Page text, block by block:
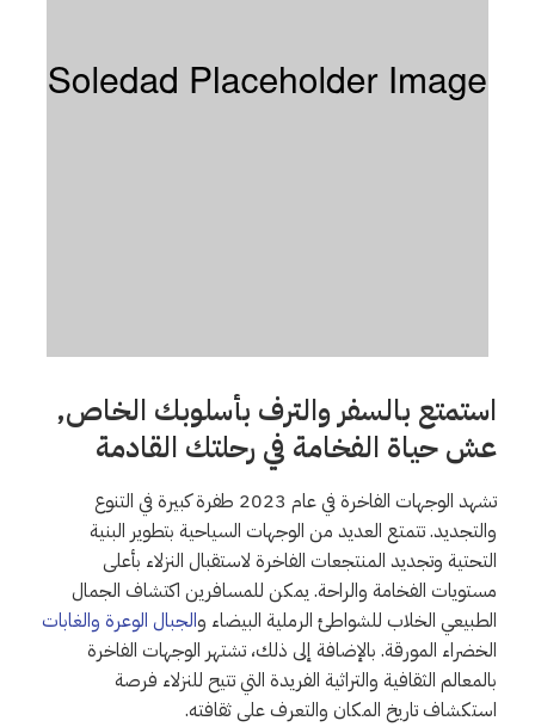
استمتع بالسفر والترف بأسلوبك الخاص,
عش حياة الفخامة في رحلتك القادمة
تشهد الوجهات الفاخرة في عام 2023 طفرة كبيرة في التنوع
والتجديد. تتمتع العديد من الوجهات السياحية بتطوير البنية
التحتية وتجديد المنتجعات الفاخرة لاستقبال النزلاء بأعلى
مستويات الفخامة والراحة. يمكن للمسافرين اكتشاف الجمال
الطبيعي الخلاب للشواطئ الرملية البيضاء والجبال الوعرة والغابات
الخضراء المورقة. بالإضافة إلى ذلك، تشتهر الوجهات الفاخرة
بالمعالم الثقافية والتراثية الفريدة التي تتيح للنزلاء فرصة
استكشاف تاريخ المكان والتعرف على ثقافته.